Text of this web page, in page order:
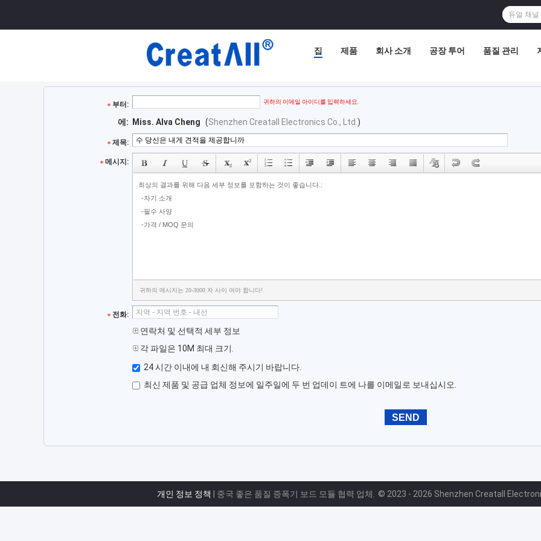
집 제품 회사 소개 공장 투어 품질 관리
부터: 귀하의 이메일 아이디를 입력하세요.
에: Miss. Alva Cheng (Shenzhen Creatall Electronics Co., Ltd. )
제목:
메시지:
귀하의 메시지는 20-3000 자 사이 여야 합니다!
전화:
연락처 및 선택적 세부 정보
각 파일은 10M 최대 크기.
24 시간 이내에 내 회신해 주시기 바랍니다.
최신 제품 및 공급 업체 정보에 일주일에 두 번 업데이 트에 나를 이메일로 보내십시오.
개인 정보 정책 | 중국 좋은 품질 증폭기 보드 모듈 협력 업체. © 2023 - 2026 Shenzhen Creatall